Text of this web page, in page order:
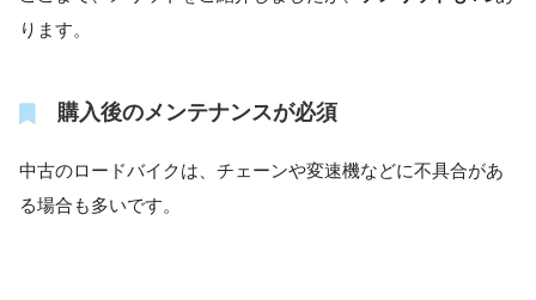
ります。
購入後のメンテナンスが必須
中古のロードバイクは、チェーンや変速機などに不具合があ
る場合も多いです。